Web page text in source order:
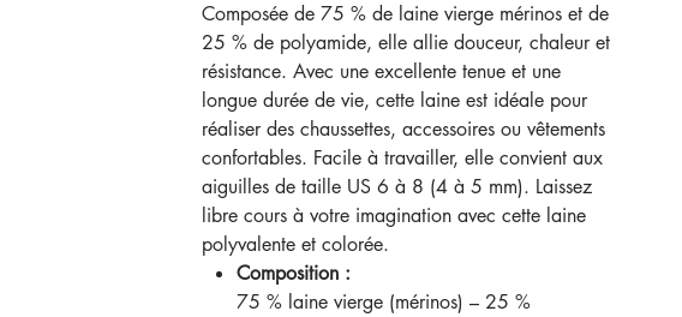
Composée de 75 % de laine vierge mérinos et de
25 % de polyamide, elle allie douceur, chaleur et
résistance. Avec une excellente tenue et une
longue durée de vie, cette laine est idéale pour
réaliser des chaussettes, accessoires ou vêtements
confortables. Facile à travailler, elle convient aux
aiguilles de taille US 6 à 8 (4 à 5 mm). Laissez
libre cours à votre imagination avec cette laine
polyvalente et colorée.
Composition :
75 % laine vierge (mérinos) – 25 %